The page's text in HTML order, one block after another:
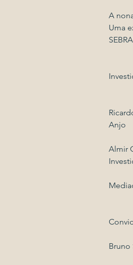
A
Uma
Anjo
Almir
Bruno